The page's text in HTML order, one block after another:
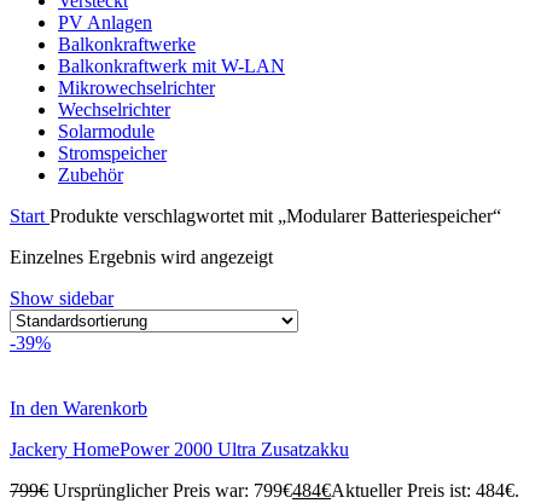
PV Anlagen
Balkonkraftwerke
Balkonkraftwerk mit W-LAN
Mikrowechselrichter
Wechselrichter
Solarmodule
Stromspeicher
Zubehör
Start Produkte verschlagwortet mit „Modularer Batteriespeicher“
Einzelnes Ergebnis wird angezeigt
Show sidebar
-39%
In den Warenkorb
Jackery HomePower 2000 Ultra Zusatzakku
799€ Ursprünglicher Preis war: 799€484€Aktueller Preis ist: 484€.